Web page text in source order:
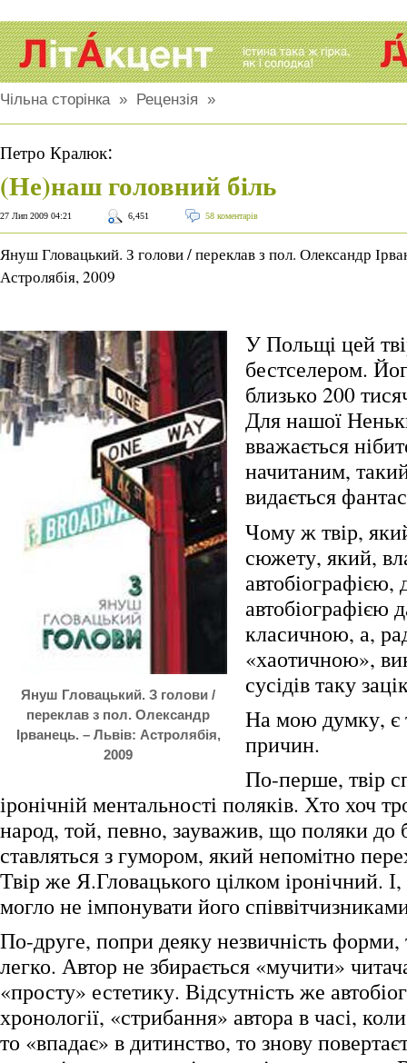
Чільна сторінка» Рецензія »
Петро Кралюк:
(Не)наш головний біль
27 Лип 2009 04:21 6,451 58 коментарів
Януш Гловацький. З голови / переклав з пол. Олександр
Астролябія, 2009
Януш Гловацький. З голови /
переклав з пол. Олександр
Ірванець. – Львів: Астролябія,
2009
У Польщі цей
бестселером.
близько 200
Для нашої
вважається
начитаним,
видається
Чому ж твір,
сюжету, який,
автобіографією,
автобіографією
класичною, а,
«хаотичною»,
сусідів таку
На мою думку, є
причин.
По-перше, твір
іронічній ментальності поляків. Хто хоч
народ, той, певно, зауважив, що поляки до
ставляться з гумором, який непомітно
Твір же Я.Гловацького цілком іронічний.
могло не імпонувати його
По-друге, попри деяку незвичність форми,
легко. Автор не збирається «мучити»
«просту» естетику. Відсутність же
хронології, «стрибання» автора в часі,
то «впадає» в дитинство, то знову